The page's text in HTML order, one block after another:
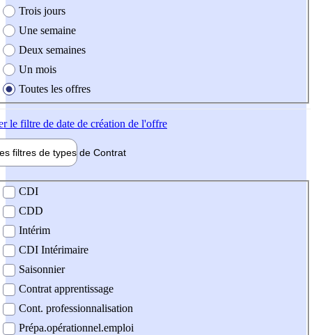
Trois jours
Une semaine
Deux semaines
Un mois
Toutes les offres
le filtre de date de création de l'offre
filtres de types de Contrat
contrat
CDI
CDD
Intérim
CDI Intérimaire
Saisonnier
Contrat apprentissage
Cont. professionnalisation
Prépa.opérationnel.emploi